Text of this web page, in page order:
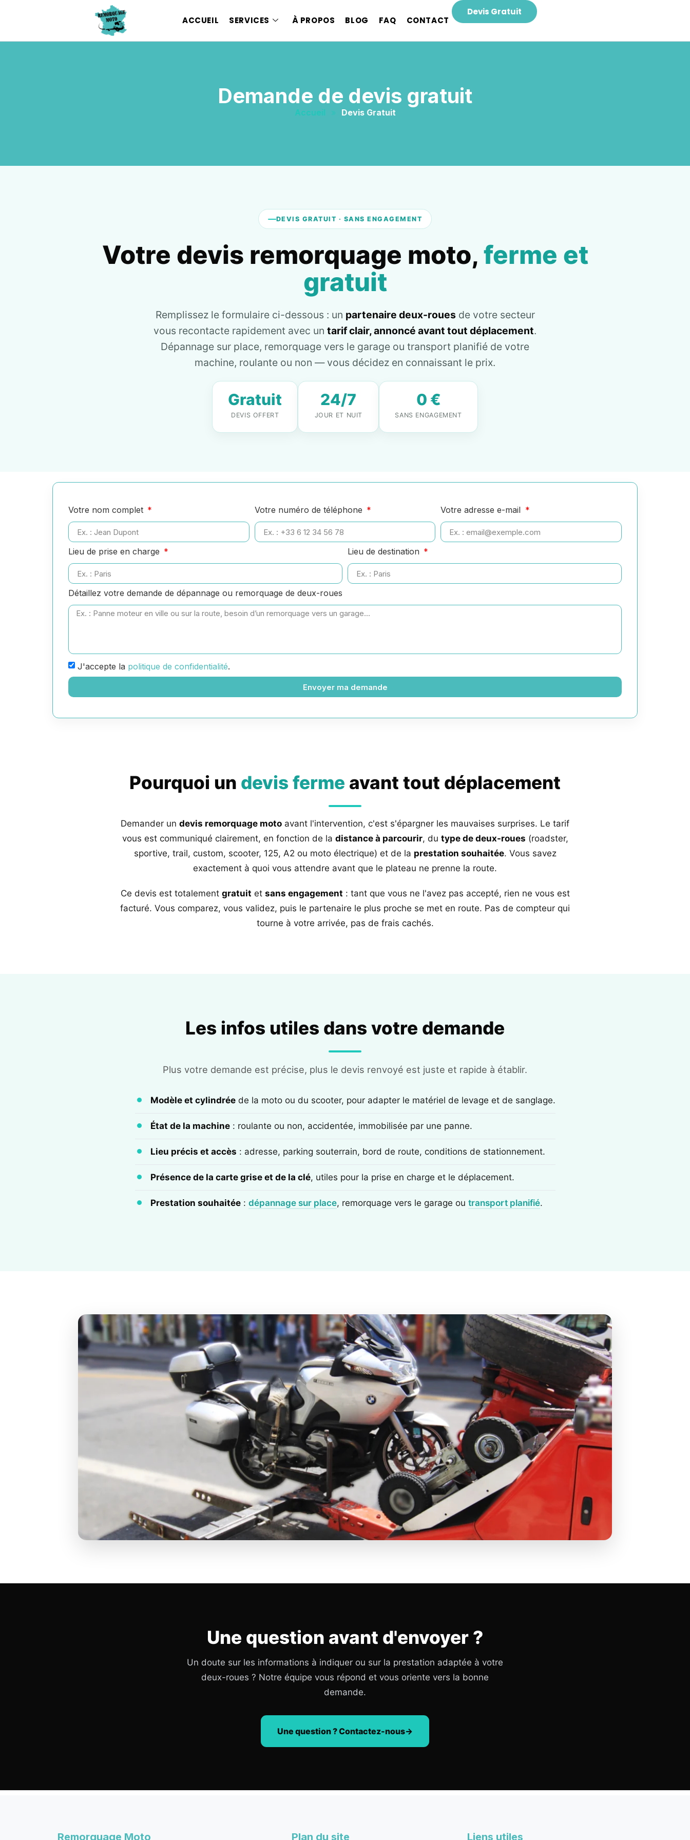
ACCUEIL SERVICES À PROPOS BLOG FAQ CONTACT
Devis Gratuit
Demande de devis gratuit
Accueil » Devis Gratuit
DEVIS GRATUIT · SANS ENGAGEMENT
Votre devis remorquage moto, ferme et
gratuit
Remplissez le formulaire ci-dessous : un partenaire deux-rouesde votre secteur
vous recontacte rapidement avec un tarif clair, annoncé avant tout déplacement.
Dépannage sur place, remorquage vers le garage ou transport planifié de votre
machine, roulante ou non — vous décidez en connaissant le prix.
Gratuit
DEVIS OFFERT
24/7
JOUR ET NUIT
0 €
SANS ENGAGEMENT
Votre nom complet Votre numéro de téléphone Votre adresse e-mail
Lieu de prise en charge Lieu de destination
Détaillez votre demande de dépannage ou remorquage de deux-roues
J'accepte la politique de confidentialité.
Envoyer ma demande
Pourquoi un devis ferme avant tout déplacement
Demander un devis remorquage moto avant l'intervention, c'est s'épargner les mauvaises surprises. Le tarif
vous est communiqué clairement, en fonction de la distance à parcourir, du type de deux-roues (roadster,
sportive, trail, custom, scooter, 125, A2 ou moto électrique) et de la prestation souhaitée. Vous savez
exactement à quoi vous attendre avant que le plateau ne prenne la route.
Ce devis est totalement gratuit et sans engagement : tant que vous ne l'avez pas accepté, rien ne vous est
facturé. Vous comparez, vous validez, puis le partenaire le plus proche se met en route. Pas de compteur qui
tourne à votre arrivée, pas de frais cachés.
Les infos utiles dans votre demande
Plus votre demande est précise, plus le devis renvoyé est juste et rapide à établir.
Modèle et cylindréede la moto ou du scooter, pour adapter le matériel de levage et de sanglage.
État de la machine: roulante ou non, accidentée, immobilisée par une panne.
Lieu précis et accès : adresse, parking souterrain, bord de route, conditions de stationnement.
Présence de la carte grise et de la clé, utiles pour la prise en charge et le déplacement.
Prestation souhaitée: dépannage sur place, remorquage vers le garage ou transport planifié.
Une question avant d'envoyer ?
Un doute sur les informations à indiquer ou sur la prestation adaptée à votre
deux-roues ? Notre équipe vous répond et vous oriente vers la bonne
demande.
Une question ? Contactez-nous
Remorquage Moto Plan du site Liens utiles